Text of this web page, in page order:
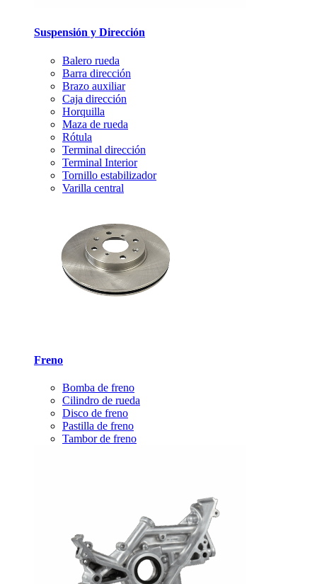
Suspensión y Dirección
Balero rueda
Barra dirección
Brazo auxiliar
Caja dirección
Horquilla
Maza de rueda
Rótula
Terminal dirección
Terminal Interior
Tornillo estabilizador
Varilla central
Freno
Bomba de freno
Cilindro de rueda
Disco de freno
Pastilla de freno
Tambor de freno